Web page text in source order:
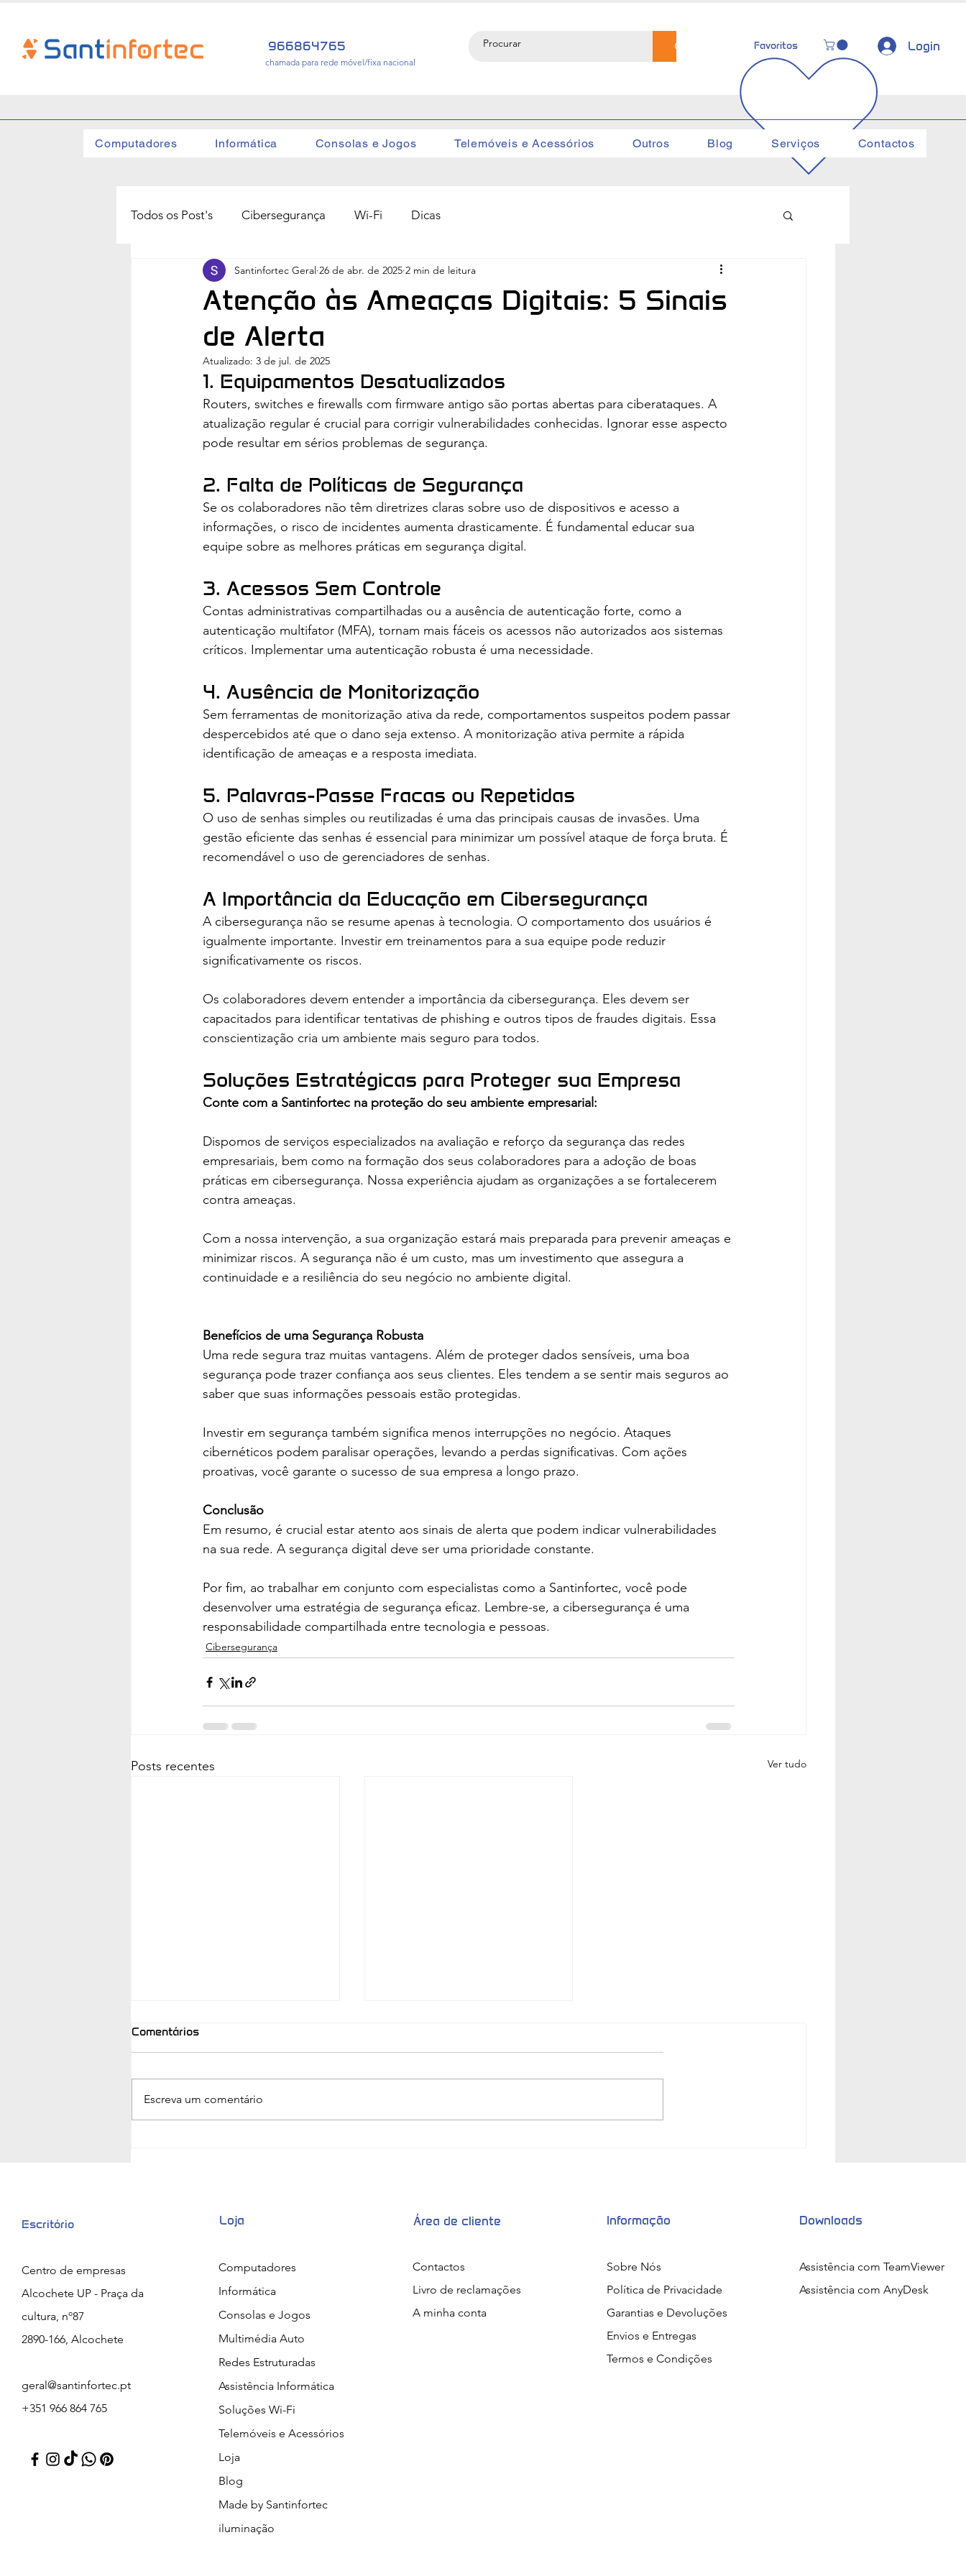
966864765
chamada para rede móvel/fixa nacional
Favoritos Login
Computadores Informática Consolas e Jogos Telemóveis e Acessórios Outros Blog Serviços Contactos
Todos os Post's Cibersegurança Wi-Fi Dicas
Atenção às Ameaças Digitais: 5 Sinais
de Alerta
Santinfortec Geral 26 de abr. de 2025 2 min de leitura
Atualizado: 3 de jul. de 2025
1. Equipamentos Desatualizados
Routers, switches e firewalls com firmware antigo são portas abertas para ciberataques. A
atualização regular é crucial para corrigir vulnerabilidades conhecidas. Ignorar esse aspecto
pode resultar em sérios problemas de segurança.
2. Falta de Políticas de Segurança
Se os colaboradores não têm diretrizes claras sobre uso de dispositivos e acesso a
informações, o risco de incidentes aumenta drasticamente. É fundamental educar sua
equipe sobre as melhores práticas em segurança digital.
3. Acessos Sem Controle
Contas administrativas compartilhadas ou a ausência de autenticação forte, como a
autenticação multifator (MFA), tornam mais fáceis os acessos não autorizados aos sistemas
críticos. Implementar uma autenticação robusta é uma necessidade.
4. Ausência de Monitorização
Sem ferramentas de monitorização ativa da rede, comportamentos suspeitos podem passar
despercebidos até que o dano seja extenso. A monitorização ativa permite a rápida
identificação de ameaças e a resposta imediata.
5. Palavras-Passe Fracas ou Repetidas
O uso de senhas simples ou reutilizadas é uma das principais causas de invasões. Uma
gestão eficiente das senhas é essencial para minimizar um possível ataque de força bruta. É
recomendável o uso de gerenciadores de senhas.
A Importância da Educação em Cibersegurança
A cibersegurança não se resume apenas à tecnologia. O comportamento dos usuários é
igualmente importante. Investir em treinamentos para a sua equipe pode reduzir
significativamente os riscos.
Os colaboradores devem entender a importância da cibersegurança. Eles devem ser
capacitados para identificar tentativas de phishing e outros tipos de fraudes digitais. Essa
conscientização cria um ambiente mais seguro para todos.
Soluções Estratégicas para Proteger sua Empresa
Conte com a Santinfortec na proteção do seu ambiente empresarial:
Dispomos de serviços especializados na avaliação e reforço da segurança das redes
empresariais, bem como na formação dos seus colaboradores para a adoção de boas
práticas em cibersegurança. Nossa experiência ajudam as organizações a se fortalecerem
contra ameaças.
Com a nossa intervenção, a sua organização estará mais preparada para prevenir ameaças e
minimizar riscos. A segurança não é um custo, mas um investimento que assegura a
continuidade e a resiliência do seu negócio no ambiente digital.
Benefícios de uma Segurança Robusta
Uma rede segura traz muitas vantagens. Além de proteger dados sensíveis, uma boa
segurança pode trazer confiança aos seus clientes. Eles tendem a se sentir mais seguros ao
saber que suas informações pessoais estão protegidas.
Investir em segurança também significa menos interrupções no negócio. Ataques
cibernéticos podem paralisar operações, levando a perdas significativas. Com ações
proativas, você garante o sucesso de sua empresa a longo prazo.
Conclusão
Em resumo, é crucial estar atento aos sinais de alerta que podem indicar vulnerabilidades
na sua rede. A segurança digital deve ser uma prioridade constante.
Por fim, ao trabalhar em conjunto com especialistas como a Santinfortec, você pode
desenvolver uma estratégia de segurança eficaz. Lembre-se, a cibersegurança é uma
responsabilidade compartilhada entre tecnologia e pessoas.
Cibersegurança
Posts recentes Ver tudo
Comentários
Escreva um comentário
Escritório
Centro de empresas
Alcochete UP - Praça da
cultura, nº87
2890-166, Alcochete
geral@santinfortec.pt
+351 966 864 765
Loja
Computadores
Informática
Consolas e Jogos
Multimédia Auto
Redes Estruturadas
Assistência Informática
Soluções Wi-Fi
Telemóveis e Acessórios
Loja
Blog
Made by Santinfortec
iluminação
Área de cliente
Contactos
Livro de reclamações
A minha conta
Informação
Sobre Nós
Política de Privacidade
Garantias e Devoluções
Envios e Entregas
Termos e Condições
Downloads
Assistência com TeamViewer
Assistência com AnyDesk